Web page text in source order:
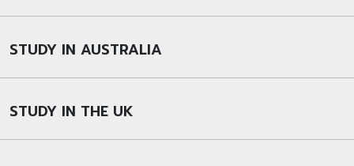
STUDY IN AUSTRALIA
STUDY IN THE UK